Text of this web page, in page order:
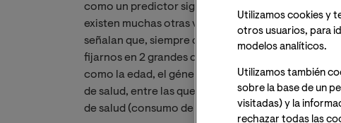
como un predictor significativo de los indicadores
existen muchas otras variables que influyen en
señalan que, siempre que queramos analizar la
fijarnos en 2 grandes categorías de variables. Las
como la edad, el género o el nivel de estudios.
de salud, entre las que se incluyen, entre otras, el
de salud (consumo de alcohol, de tabaco,
Utilizamos cookies y
otros usuarios, para
modelos analíticos.
Utilizamos también
sobre la base de un
visitadas) y la
rechazar todas las